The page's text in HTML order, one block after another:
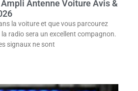
Antenne Voiture Avis &
la voiture et que vous parcourez
radio sera un excellent compagnon.
signaux ne sont